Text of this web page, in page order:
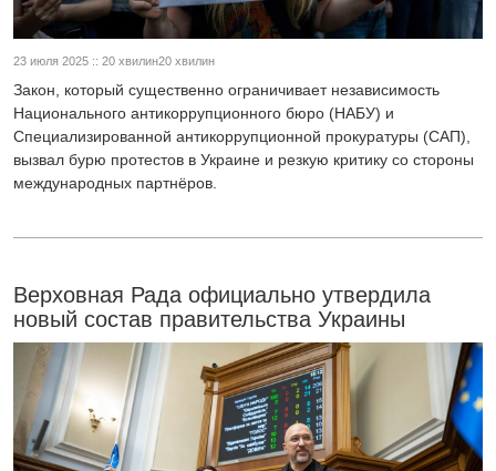
23 июля 2025 :: 20 хвилин20 хвилин
Закон, который существенно ограничивает независимость
Национального антикоррупционного бюро (НАБУ) и
Специализированной антикоррупционной прокуратуры (САП),
вызвал бурю протестов в Украине и резкую критику со стороны
международных партнёров.
Верховная Рада официально утвердила
новый состав правительства Украины